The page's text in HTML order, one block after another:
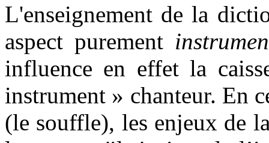
L'enseignement de la
aspect purement
influence en effet la
instrument » chanteur. En
(le souffle), les enjeux de